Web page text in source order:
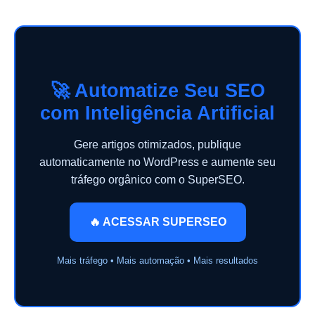
🚀 Automatize Seu SEO
com Inteligência Artificial
Gere artigos otimizados, publique
automaticamente no WordPress e aumente seu
tráfego orgânico com o SuperSEO.
🔥 ACESSAR SUPERSEO
Mais tráfego • Mais automação • Mais resultados